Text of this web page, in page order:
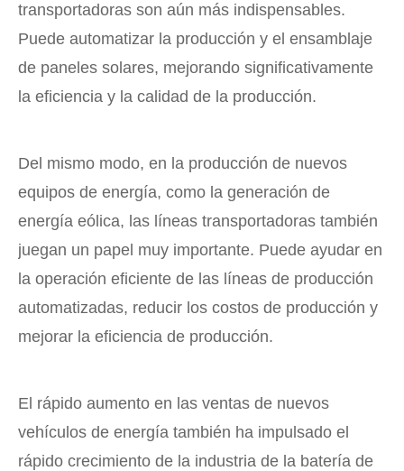
transportadoras son aún más indispensables.
Puede automatizar la producción y el ensamblaje
de paneles solares, mejorando significativamente
la eficiencia y la calidad de la producción.
Del mismo modo, en la producción de nuevos
equipos de energía, como la generación de
energía eólica, las líneas transportadoras también
juegan un papel muy importante. Puede ayudar en
la operación eficiente de las líneas de producción
automatizadas, reducir los costos de producción y
mejorar la eficiencia de producción.
El rápido aumento en las ventas de nuevos
vehículos de energía también ha impulsado el
rápido crecimiento de la industria de la batería de